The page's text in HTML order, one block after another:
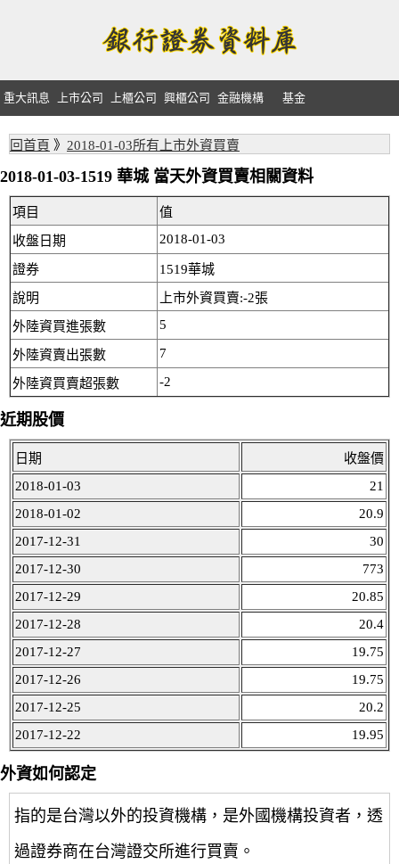
重大訊息 上市公司 上櫃公司 興櫃公司 金融機構 基金
回首頁 》 2018-01-03所有上市外資買賣
2018-01-03-1519 華城 當天外資買賣相關資料
項目
值
收盤日期
2018-01-03
證券
1519華城
說明
上市外資買賣:-2張
外陸資買進張數
5
外陸資賣出張數 7
外陸資買賣超張數 -2
近期股價
日期
收盤價
2018-01-03
21
2018-01-02
20.9
2017-12-31
30
2017-12-30
773
2017-12-29
20.85
2017-12-28
20.4
2017-12-27
19.75
2017-12-26
19.75
2017-12-25
20.2
2017-12-22
19.95
外資如何認定
指的是台灣以外的投資機構，是外國機構投資者，透
過證券商在台灣證交所進行買賣。